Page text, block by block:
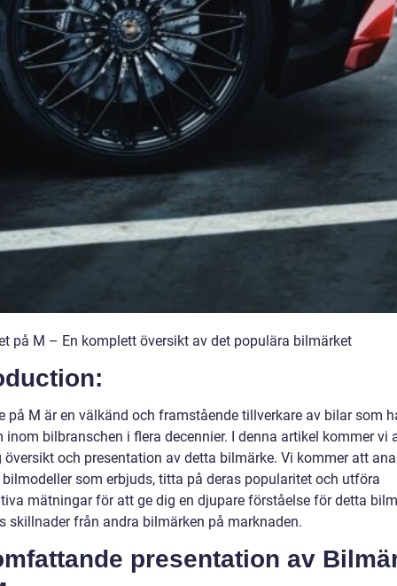
på M – En komplett översikt av det populära bilmärket
på M är en välkänd och framstående tillverkare av bilar som
inom bilbranschen i flera decennier. I denna artikel kommer vi
översikt och presentation av detta bilmärke. Vi kommer att
som erbjuds, titta på deras popularitet och utföra
mätningar för att ge dig en djupare förståelse för detta
skillnader från andra bilmärken på marknaden.
presentation av